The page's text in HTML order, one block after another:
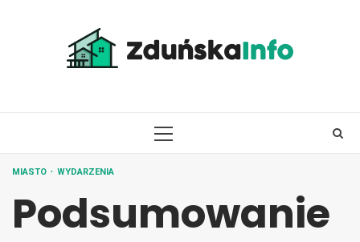
PRIMARY
MIASTO WYDARZENIA
Podsumowanie